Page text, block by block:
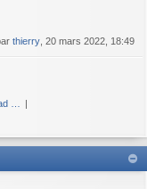
thierry , 20 mars 2022, 18:49
…